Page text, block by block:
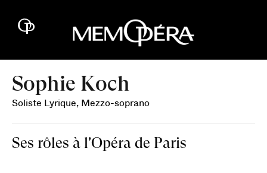
Sophie Koch
Soliste Lyrique, Mezzo-soprano
Ses rôles à l'Opéra de Paris